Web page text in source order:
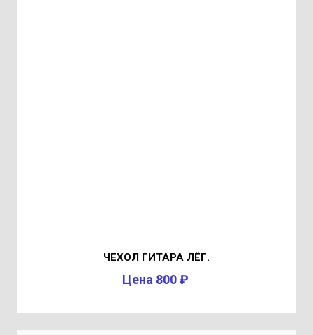
ЧЕХОЛ ГИТАРА ЛЁГ.
Цена 800 ₽